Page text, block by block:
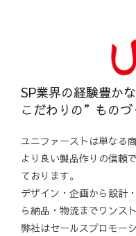
SP業界の経験豊か
こだわりの”ものづ
ユニファーストは単なる
より良い製品作りの信頼
ております。
デザイン・企画から設計
ら納品・物流までワンス
弊社はセールスプロモー